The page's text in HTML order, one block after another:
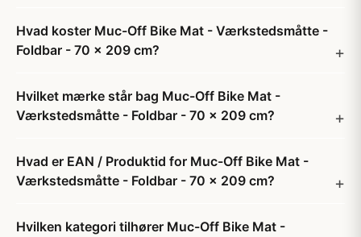
Hvad koster Muc-Off Bike Mat - Værkstedsmåtte -
Foldbar - 70 x 209 cm?
Hvilket mærke står bag Muc-Off Bike Mat -
Værkstedsmåtte - Foldbar - 70 x 209 cm?
Hvad er EAN / Produktid for Muc-Off Bike Mat -
Værkstedsmåtte - Foldbar - 70 x 209 cm?
Hvilken kategori tilhører Muc-Off Bike Mat -